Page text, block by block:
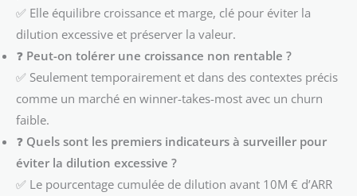
✅ Elle équilibre croissance et marge, clé pour éviter la
dilution excessive et préserver la valeur.
❓ Peut-on tolérer une croissance non rentable ?
✅ Seulement temporairement et dans des contextes précis
comme un marché en winner-takes-most avec un churn
faible.
❓ Quels sont les premiers indicateurs à surveiller pour
éviter la dilution excessive ?
✅ Le pourcentage cumulée de dilution avant 10M € d’ARR